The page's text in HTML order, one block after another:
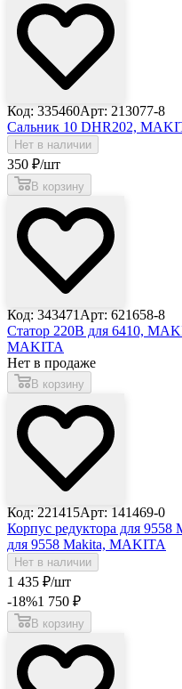
Код: 335460Арт: 213077-8
Сальник 10 DHR202,
Нет в наличии
350 ₽/шт
В корзину
Код: 343471 Арт: 621658-8
Статор 220В для 6410,
MAKITA
Нет в продаже
В корзину
Код: 221415Арт: 141469-0
Корпус редуктора для
для 9558 Makita, MAKITA
Нет в наличии
1 435 ₽/шт
-18%1 750 ₽
В корзину